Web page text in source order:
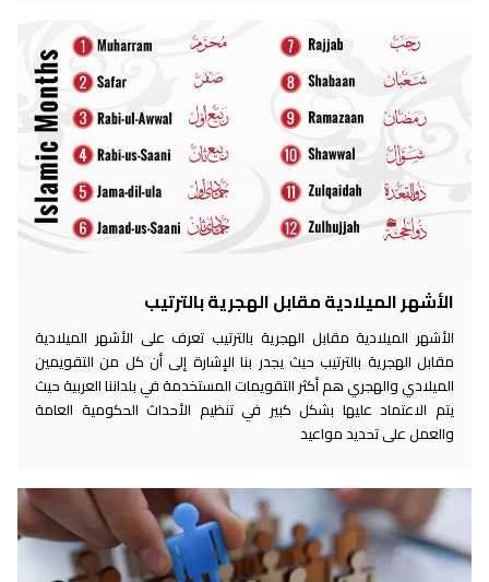
الأشهر الميلادية مقابل الهجرية بالترتيب
الأشهر الميلادية مقابل الهجرية بالترتيب تعرف على الأشهر الميلادية
مقابل الهجرية بالترتيب حيث يجدر بنا الإشارة إلى أن كل من التقويمين
الميلادي والهجري هم أكثر التقويمات المستخدمة في بلداننا العربية حيث
يتم الاعتماد عليها بشكل كبير في تنظيم الأحداث الحكومية العامة
والعمل على تحديد مواعيد